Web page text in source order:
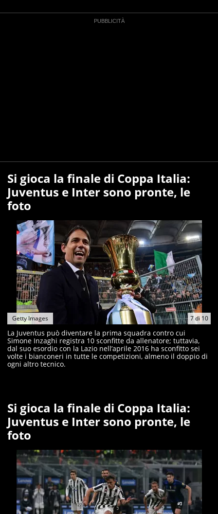
Si gioca la finale di Coppa Italia:
Juventus e Inter sono pronte, le
foto
7di 10
Getty Images
La Juventus può diventare la prima squadra contro cui
Simone Inzaghi registra 10 sconfitte da allenatore; tuttavia,
dal suo esordio con la Lazio nell’aprile 2016 ha sconfitto sei
volte i bianconeri in tutte le competizioni, almeno il doppio di
ogni altro tecnico.
Si gioca la finale di Coppa Italia:
Juventus e Inter sono pronte, le
foto